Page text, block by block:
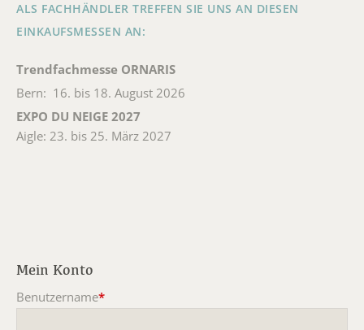
ALS FACHHÄNDLER TREFFEN SIE UNS AN DIESEN
EINKAUFSMESSEN AN:
Trendfachmesse ORNARIS
Bern: 16. bis 18. August 2026
EXPO DU NEIGE 2027
Aigle: 23. bis 25. März 2027
Mein Konto
Benutzername*